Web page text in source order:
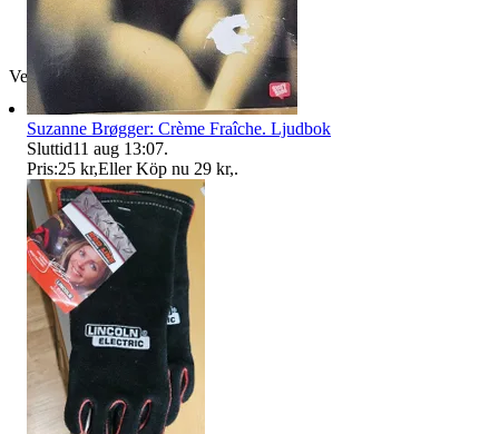
Verifierad
Suzanne Brøgger: Crème Fraîche. Ljudbok
Sluttid11 aug 13:07.
Pris:25 kr,Eller Köp nu 29 kr,.